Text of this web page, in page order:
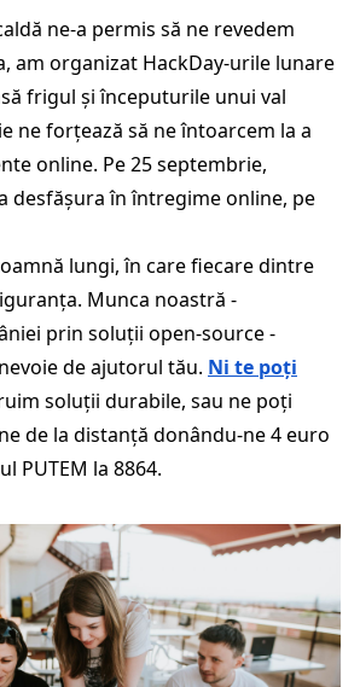
ne-a permis să ne revedem
am organizat HackDay-urile lunare
frigul și începuturile unui val
ne forțează să ne întoarcem la a
online. Pe 25 septembrie,
desfășura în întregime online, pe
lungi, în care fiecare dintre
Munca noastră -
prin soluții open-source -
de ajutorul tău. Ni te poți
soluții durabile, sau ne poți
de la distanță donându-ne 4 euro
PUTEM la 8864.